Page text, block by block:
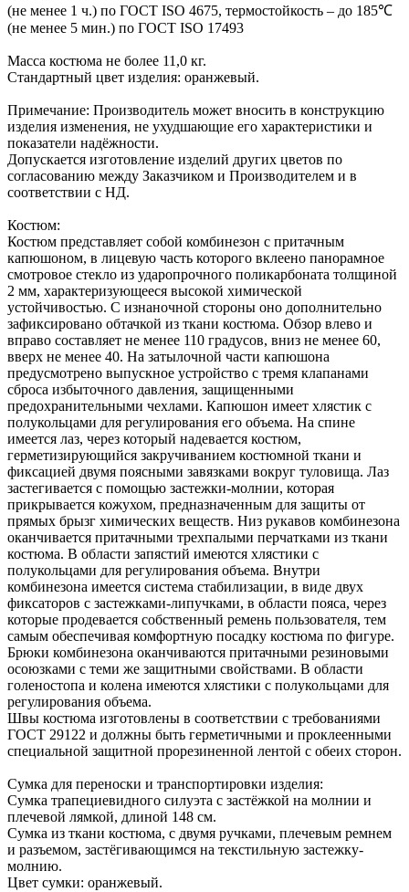
(не менее 1 ч.) по ГОСТ ISO 4675, термостойкость – до 185℃
(не менее 5 мин.) по ГОСТ ISO 17493
Масса костюма не более 11,0 кг.
Стандартный цвет изделия: оранжевый.
Примечание: Производитель может вносить в конструкцию
изделия изменения, не ухудшающие его характеристики и
показатели надёжности.
Допускается изготовление изделий других цветов по
согласованию между Заказчиком и Производителем и в
соответствии с НД.
Костюм:
Костюм представляет собой комбинезон с притачным
капюшоном, в лицевую часть которого вклеено панорамное
смотровое стекло из ударопрочного поликарбоната толщиной
2 мм, характеризующееся высокой химической
устойчивостью. С изнаночной стороны оно дополнительно
зафиксировано обтачкой из ткани костюма. Обзор влево и
вправо составляет не менее 110 градусов, вниз не менее 60,
вверх не менее 40. На затылочной части капюшона
предусмотрено выпускное устройство с тремя клапанами
сброса избыточного давления, защищенными
предохранительными чехлами. Капюшон имеет хлястик с
полукольцами для регулирования его объема. На спине
имеется лаз, через который надевается костюм,
герметизирующийся закручиванием костюмной ткани и
фиксацией двумя поясными завязками вокруг туловища. Лаз
застегивается с помощью застежки-молнии, которая
прикрывается кожухом, предназначенным для защиты от
прямых брызг химических веществ. Низ рукавов комбинезона
оканчивается притачными трехпалыми перчатками из ткани
костюма. В области запястий имеются хлястики с
полукольцами для регулирования объема. Внутри
комбинезона имеется система стабилизации, в виде двух
фиксаторов с застежками-липучками, в области пояса, через
которые продевается собственный ремень пользователя, тем
самым обеспечивая комфортную посадку костюма по фигуре.
Брюки комбинезона оканчиваются притачными резиновыми
осоюзками с теми же защитными свойствами. В области
голеностопа и колена имеются хлястики с полукольцами для
регулирования объема.
Швы костюма изготовлены в соответствии с требованиями
ГОСТ 29122 и должны быть герметичными и проклеенными
специальной защитной прорезиненной лентой с обеих сторон.
Сумка для переноски и транспортировки изделия:
Сумка трапециевидного силуэта с застёжкой на молнии и
плечевой лямкой, длиной 148 см.
Сумка из ткани костюма, с двумя ручками, плечевым ремнем
и разъемом, застёгивающимся на текстильную застежку-
молнию.
Цвет сумки: оранжевый.